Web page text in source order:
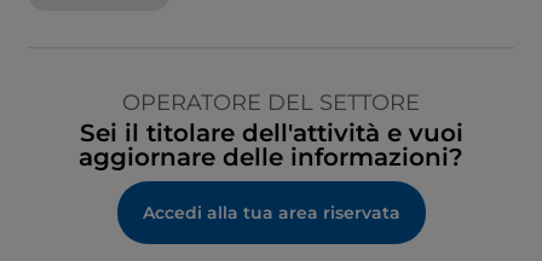
OPERATORE DEL SETTORE
Sei il titolare dell'attività e vuoi
aggiornare delle informazioni?
Accedi alla tua area riservata